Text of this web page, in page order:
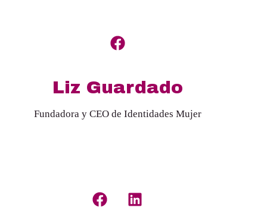
Liz Guardado
Fundadora y CEO de Identidades Mujer